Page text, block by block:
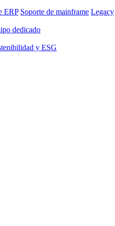
ERP Soporte de mainframe Legacy
dedicado
y ESG